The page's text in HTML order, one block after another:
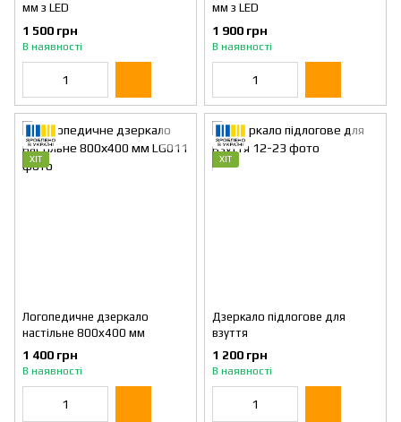
мм з LED
1 500 грн
В наявності
мм з LED
1 900 грн
В наявності
ХІТ
Логопедичне дзеркало
настільне 800х400 мм
1 400 грн
В наявності
ХІТ
Дзеркало підлогове для
взуття
1 200 грн
В наявності